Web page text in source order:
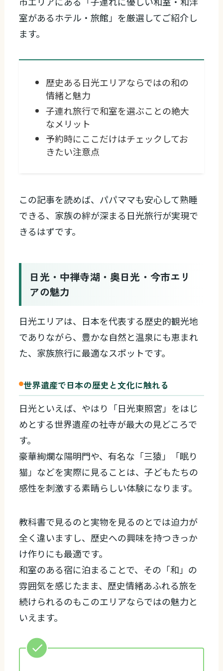
室があるホテル・旅館」を厳選してご紹介し
ます。
歴史ある日光エリアならではの和の
情緒と魅力
子連れ旅行で和室を選ぶことの絶大
なメリット
予約時にここだけはチェックしてお
きたい注意点
この記事を読めば、パパママも安心して熟睡
できる、家族の絆が深まる日光旅行が実現で
きるはずです。
日光・中禅寺湖・奥日光・今市エリ
アの魅力
日光エリアは、日本を代表する歴史的観光地
でありながら、豊かな自然と温泉にも恵まれ
た、家族旅行に最適なスポットです。
世界遺産で日本の歴史と文化に触れる
日光といえば、やはり「日光東照宮」をはじ
めとする世界遺産の社寺が最大の見どころで
す。
豪華絢爛な陽明門や、有名な「三猿」「眠り
猫」などを実際に見ることは、子どもたちの
感性を刺激する素晴らしい体験になります。
教科書で見るのと実物を見るのとでは迫力が
全く違いますし、歴史への興味を持つきっか
け作りにも最適です。
和室のある宿に泊まることで、その「和」の
雰囲気を感じたまま、歴史情緒あふれる旅を
続けられるのもこのエリアならではの魅力と
いえます。